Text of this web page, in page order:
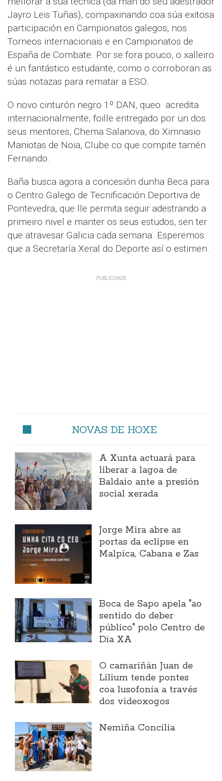
Jayro Leis Tuñas), compaxinando coa súa exitosa
participación en Campionatos galegos, nos
Torneos internacionais e en Campionatos de
España de Combate. Por se fora pouco, o xalleiro
é un fantástico estudante, como o corroboran as
súas notazas para rematar a ESO.
O novo cinturón negro 1º DAN, queo acredita
internacionalmente, foille entregado por un dos
seus mentores, Chema Salanova, do Ximnasio
Maniotas de Noia, Clube co que compite tamén
Fernando.
Baña busca agora a concesión dunha Beca para
o Centro Galego de Tecnificación Deportiva de
Pontevedra, que lle permita seguir adestrando a
primeiro nivel e manter os seus estudos, sen ter
que atravesar Galicia cada semana. Esperemos
que a Secretaría Xeral do Deporte así o estimen.
NOVAS DE HOXE
A Xunta actuará para
liberar a lagoa de
Baldaio ante a presión
social xerada
Jorge Mira abre as
portas da eclipse en
Malpica, Cabana e Zas
Boca de Sapo apela "ao
sentido do deber
público" polo Centro de
Día XA
O camariñán Juan de
Lilium tende pontes
coa lusofonía a través
dos videoxogos
Nemiña Concilia